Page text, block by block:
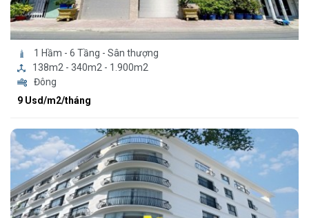
1 Hầm - 6 Tầng - Sân thượng
138m2 - 340m2 - 1.900m2
Đông
9 Usd/m2/tháng